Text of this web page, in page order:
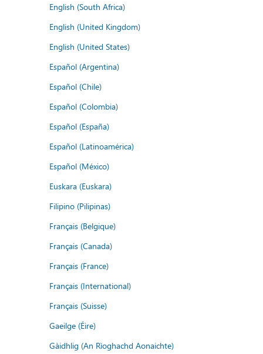
English (South Africa)
English (United Kingdom)
English (United States)
Español (Argentina)
Español (Chile)
Español (Colombia)
Español (España)
Español (Latinoamérica)
Español (México)
Euskara (Euskara)
Filipino (Pilipinas)
Français (Belgique)
Français (Canada)
Français (France)
Français (International)
Français (Suisse)
Gaeilge (Éire)
Gàidhlig (An Rìoghachd Aonaichte)